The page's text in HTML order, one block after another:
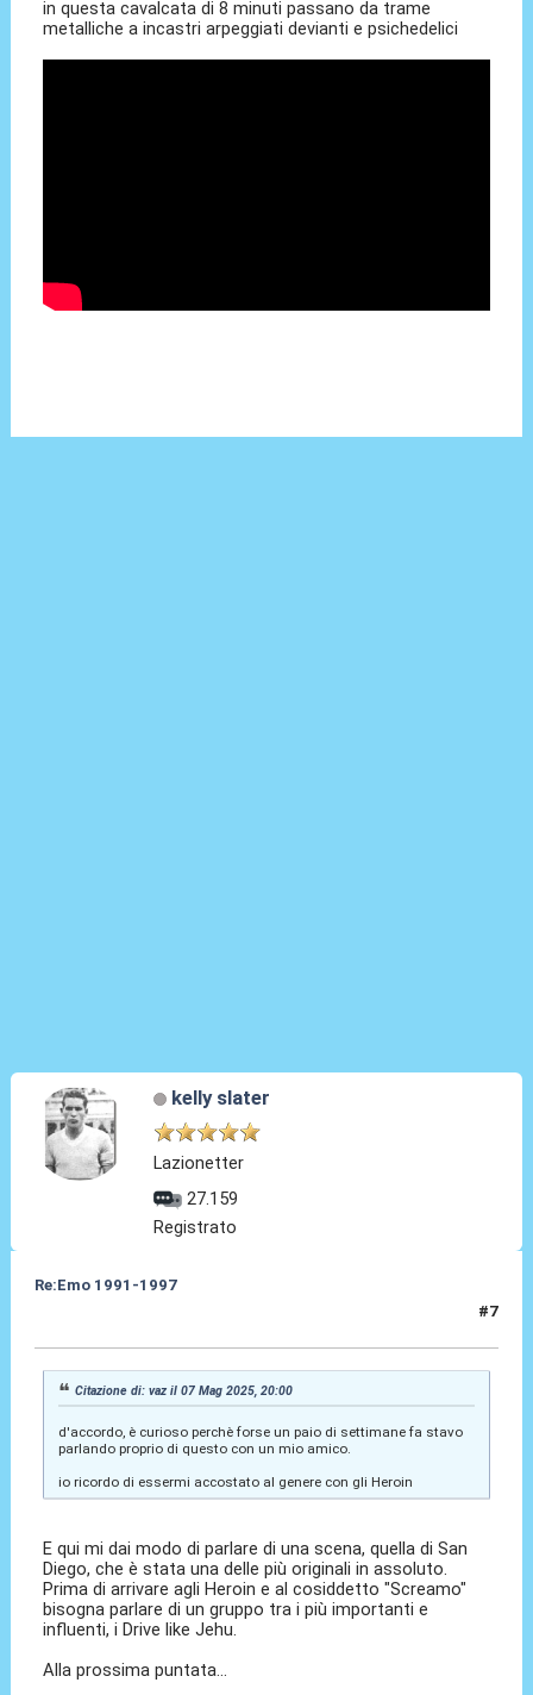
in questa cavalcata di 8 minuti passano da trame
metalliche a incastri arpeggiati devianti e psichedelici
kelly slater
Lazionetter
27.159
Registrato
Re:Emo 1991-1997
#7
Citazione di: vaz il 07 Mag 2025, 20:00
d'accordo, è curioso perchè forse un paio di settimane fa stavo
parlando proprio di questo con un mio amico.
io ricordo di essermi accostato al genere con gli Heroin
E qui mi dai modo di parlare di una scena, quella di San
Diego, che è stata una delle più originali in assoluto.
Prima di arrivare agli Heroin e al cosiddetto "Screamo"
bisogna parlare di un gruppo tra i più importanti e
influenti, i Drive like Jehu.
Alla prossima puntata...